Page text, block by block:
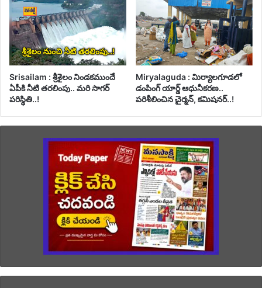
Srisailam : శ్రీశైలం నిండకముందే
ఏపీకి నీటి తరలింపు.. మరి సాగర్
పరిస్థితి..!
Miryalaguda : మిర్యాలగూడలో
డంపింగ్ యార్డ్ ఆధునీకరణ..
పరిశీలించిన చైర్మన్, కమిషనర్..!